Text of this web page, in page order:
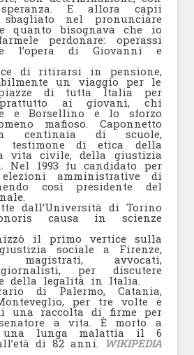
E allora capii
nel pronunciare
quanto bisognava che io
perdonare: operassi
l’opera di Giovanni e
di ritirarsi in pensione,
un viaggio per le
di tutta Italia per
ai giovani, chi
e Borsellino e lo sforzo
mafioso. Caponnetto
centinaia di scuole,
testimone di etica della
vita civile, della giustizia
Nel 1993 fu candidato per
amministrative di
così presidente del
dall’Università di Torino
causa in scienze
il primo vertice sulla
sociale a Firenze,
avvocati,
per discutere
della legalità in Italia.
di Palermo, Catania,
per tre volte è
una raccolta di firme per
a vita. È morto a
una lunga malattia il 6
di 82 anni. WIKIPEDIA